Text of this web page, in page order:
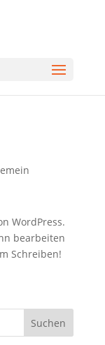
WordPress.
bearbeiten
Schreiben!